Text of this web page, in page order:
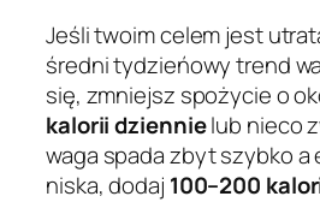
Jeśli twoim celem jest
średni tydzieńowy trend
się, zmniejsz spożycie o
kalorii dziennielub nieco
waga spada zbyt szybko a
niska, dodaj 100–200